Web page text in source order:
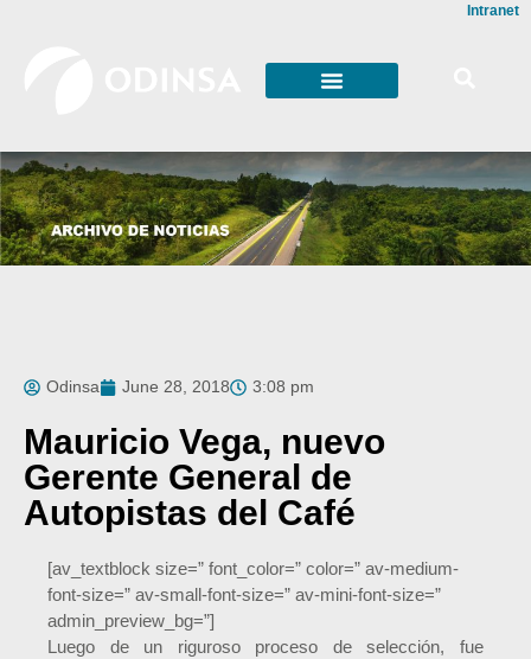
Intranet
Odinsa June 28, 2018 3:08 pm
Mauricio Vega, nuevo
Gerente General de
Autopistas del Café
[av_textblock size=” font_color=” color=” av-medium-
font-size=” av-small-font-size=” av-mini-font-size=”
admin_preview_bg=”]
Luego de un riguroso proceso de selección, fue